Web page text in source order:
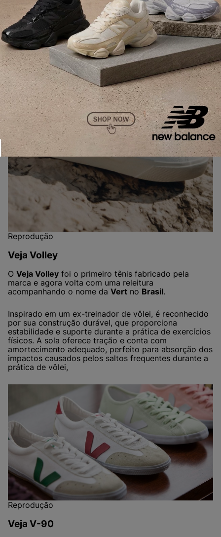
Reprodução
Veja Volley
O Veja Volley foi o primeiro tênis fabricado pela
marca e agora volta com uma releitura
acompanhando o nome da Vert no Brasil.
Inspirado em um ex-treinador de vôlei, é reconhecido
por sua construção durável, que proporciona
estabilidade e suporte durante a prática de exercícios
físicos. A sola oferece tração e conta com
amortecimento adequado, perfeito para absorção dos
impactos causados pelos saltos frequentes durante a
prática de vôlei,
Reprodução
Veja V-90